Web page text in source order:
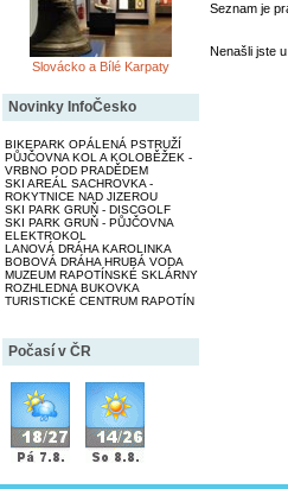
Slovácko a Bílé Karpaty
Novinky InfoČesko
BIKEPARK OPÁLENÁ PSTRUŽÍ
PŮJČOVNA KOL A KOLOBĚŽEK -
VRBNO POD PRADĚDEM
SKI AREÁL SACHROVKA -
ROKYTNICE NAD JIZEROU
SKI PARK GRUŇ - DISCGOLF
SKI PARK GRUŇ - PŮJČOVNA
ELEKTROKOL
LANOVÁ DRÁHA KAROLINKA
BOBOVÁ DRÁHA HRUBÁ VODA
MUZEUM RAPOTÍNSKÉ SKLÁRNY
ROZHLEDNA BUKOVKA
TURISTICKÉ CENTRUM RAPOTÍN
Počasí v ČR
Seznam je
Nenašli jste